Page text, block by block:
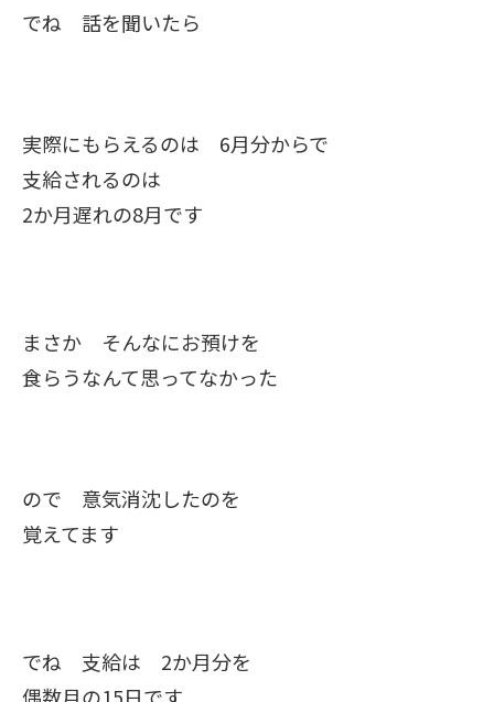
でね 話を聞いたら
実際にもらえるのは 6月分からで
支給されるのは
2か月遅れの8月です
まさか そんなにお預けを
食らうなんて思ってなかった
ので 意気消沈したのを
覚えてます
でね 支給は 2か月分を